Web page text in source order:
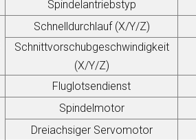
Spindelantriebstyp
Schnelldurchlauf (X/Y/Z)
Schnittvorschubgeschwindigkeit
(X/Y/Z)
Fluglotsendienst
Spindelmotor
Dreiachsiger Servomotor